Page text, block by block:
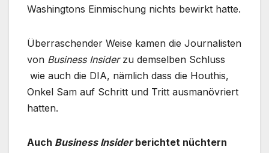
Washingtons Einmischung nichts bewirkt hatte.
Überraschender Weise kamen die Journalisten
von Business Insiderzu demselben Schluss
wie auch die DIA, nämlich dass die Houthis,
Onkel Sam auf Schritt und Tritt ausmanövriert
hatten.
Auch Business Insiderberichtet nüchtern